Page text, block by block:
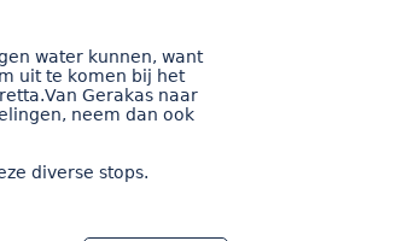
water kunnen, want
uit te komen bij het
Gerakas naar
neem dan ook
diverse stops.